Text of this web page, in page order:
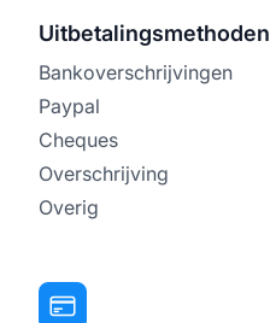
Uitbetalingsmethoden
Bankoverschrijvingen
Paypal
Cheques
Overschrijving
Overig